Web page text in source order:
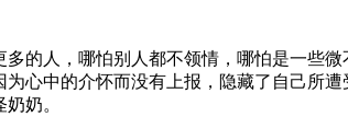
的人，哪怕别人都不领情，哪怕是一些微
心中的介怀而没有上报，隐藏了自己所遭
奶。